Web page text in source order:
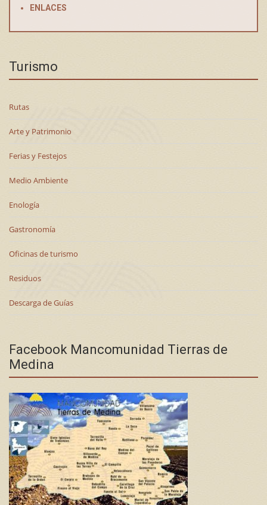
ENLACES
Turismo
Rutas
Arte y Patrimonio
Ferias y Festejos
Medio Ambiente
Enología
Gastronomía
Oficinas de turismo
Residuos
Descarga de Guías
Facebook Mancomunidad Tierras de
Medina